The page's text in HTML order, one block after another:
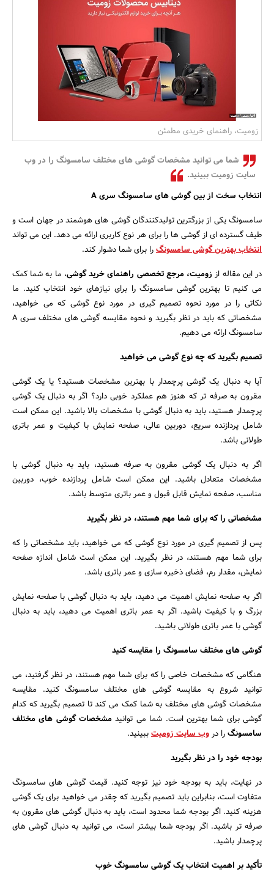
مسکن و ساختمان
جستجو
زومیت، راهنمای خریدی مطمئن
شما می توانید مشخصات گوشی های مختلف سامسونگ را در وب
سایت زومیت ببینید.
انتخاب سخت از بین گوشی های سامسونگ سریA
سامسونگ یکی از بزرگترین تولیدکنندگان گوشی های هوشمند در جهان است و
طیف گسترده ای از گوشی ها را برای هر نوع کاربری ارائه می دهد. این می تواند
انتخاب بهترین گوشی سامسونگرا برای شما دشوار کند.
در این مقاله از زومیت، مرجع تخصصی راهنمای خرید گوشی، ما به شما کمک
می کنیم تا بهترین گوشی سامسونگ را برای نیازهای خود انتخاب کنید. ما
نکاتی را در مورد نحوه تصمیم گیری در مورد نوع گوشی که می خواهید،
مشخصاتی که باید در نظر بگیرید و نحوه مقایسه گوشی های مختلف سری A
سامسونگ ارائه می دهیم.
تصمیم بگیرید که چه نوع گوشی می خواهید
آیا به دنبال یک گوشی پرچمدار با بهترین مشخصات هستید؟ یا یک گوشی
مقرون به صرفه تر که هنوز هم عملکرد خوبی دارد؟ اگر به دنبال یک گوشی
پرچمدار هستید، باید به دنبال گوشی با مشخصات بالا باشید. این ممکن است
شامل پردازنده سریع، دوربین عالی، صفحه نمایش با کیفیت و عمر باتری
طولانی باشد.
اگر به دنبال یک گوشی مقرون به صرفه هستید، باید به دنبال گوشی با
مشخصات متعادل باشید. این ممکن است شامل پردازنده خوب، دوربین
مناسب، صفحه نمایش قابل قبول و عمر باتری متوسط باشد.
مشخصاتی را که برای شما مهم هستند، در نظر بگیرید
پس از تصمیم گیری در مورد نوع گوشی که می خواهید، باید مشخصاتی را که
برای شما مهم هستند، در نظر بگیرید. این ممکن است شامل اندازه صفحه
نمایش، مقدار رم، فضای ذخیره سازی و عمر باتری باشد.
اگر به صفحه نمایش اهمیت می دهید، باید به دنبال گوشی با صفحه نمایش
بزرگ و با کیفیت باشید. اگر به عمر باتری اهمیت می دهید، باید به دنبال
گوشی با عمر باتری طولانی باشید.
گوشی های مختلف سامسونگ را مقایسه کنید
هنگامی که مشخصات خاصی را که برای شما مهم هستند، در نظر گرفتید، می
توانید شروع به مقایسه گوشی های مختلف سامسونگ کنید. مقایسه
مشخصات گوشی های مختلف به شما کمک می کند تا تصمیم بگیرید که کدام
گوشی برای شما بهترین است. شما می توانید مشخصات گوشی های مختلف
سامسونگرا دروب سایت زومیتببینید.
بودجه خود را در نظر بگیرید
در نهایت، باید به بودجه خود نیز توجه کنید. قیمت گوشی های سامسونگ
متفاوت است، بنابراین باید تصمیم بگیرید که چقدر می خواهید برای یک گوشی
هزینه کنید. اگر بودجه شما محدود است، باید به دنبال گوشی های مقرون به
صرفه تر باشید. اگر بودجه شما بیشتر است، می توانید به دنبال گوشی های
پرچمدار باشید.
تأکید بر اهمیت انتخاب یک گوشی سامسونگ خوب